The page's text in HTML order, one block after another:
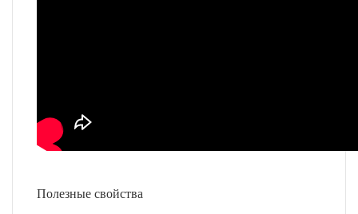
Полезные свойства